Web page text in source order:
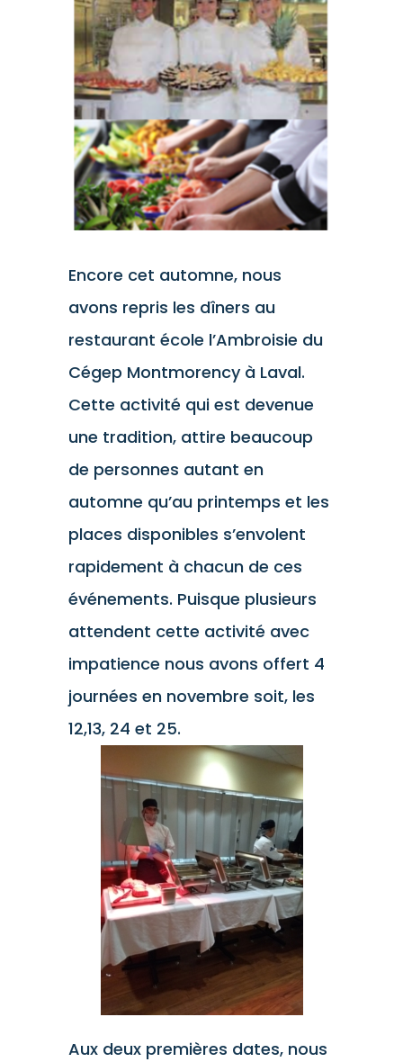
l'image
agrandie
Encore cet automne, nous
avons repris les dîners au
restaurant école l’Ambroisie du
Cégep Montmorency à Laval.
Cette activité qui est devenue
une tradition, attire beaucoup
de personnes autant en
automne qu’au printemps et les
places disponibles s’envolent
rapidement à chacun de ces
événements. Puisque plusieurs
attendent cette activité avec
impatience nous avons offert 4
journées en novembre soit, les
12,13, 24 et 25.
Aux deux premières dates, nous